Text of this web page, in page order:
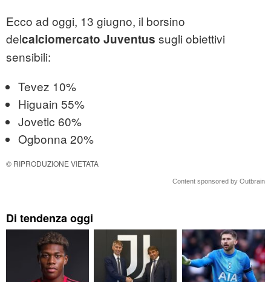
Ecco ad oggi, 13 giugno, il borsino
delcalciomercato Juventus sugli obiettivi
sensibili:
Tevez 10%
Higuain 55%
Jovetic 60%
Ogbonna 20%
© RIPRODUZIONE VIETATA
Content sponsored by Outbrain
Di tendenza oggi